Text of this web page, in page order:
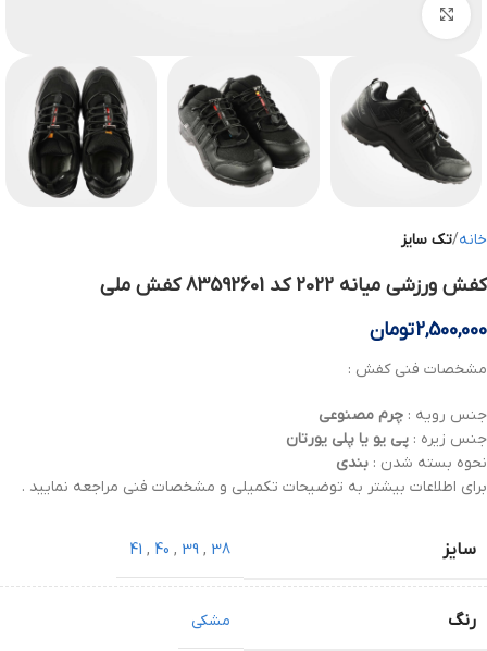
خانه تک سایز
کفش ورزشی میانه 2022 کد 83592601 کفش ملی
2,500,000تومان
مشخصات فنی کفش :
جنس رویه : چرم مصنوعی
جنس زیره : پی یو یا پلی یورتان
نحوه بسته شدن : بندی
برای اطلاعات بیشتر به توضیحات تکمیلی و مشخصات فنی مراجعه نمایید .
سایز 38
,
39
,
40
,
41
رنگ مشکی